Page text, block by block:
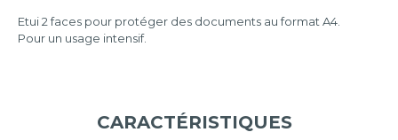
Etui 2 faces pour protéger des documents au format A4.
Pour un usage intensif.
CARACTÉRISTIQUES